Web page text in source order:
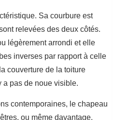
Sa courbure est
relevées des deux côtés.
légèrement arrondi et elle
inverses par rapport à celle
couverture de la toiture
a pas de noue visible.
contemporaines, le chapeau
ou même davantage.